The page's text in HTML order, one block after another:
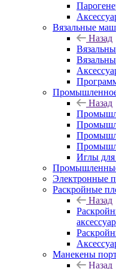
Вязальные
Назад
Назад
Иглы
Электронные
Раскройные
Назад
Манекены
Назад